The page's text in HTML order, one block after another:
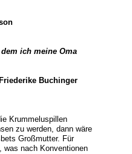
ich meine Oma
Buchinger
Krummeluspillen
zu werden, dann wäre
Großmutter. Für
was nach Konventionen